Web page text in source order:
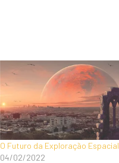
O Futuro da Exploração Espacial
04/02/2022